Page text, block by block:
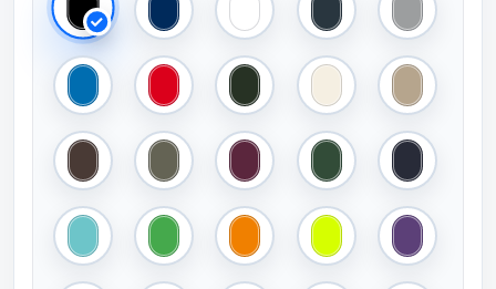
Black Navy White Dark Grey (Solid)
Sport
Royal Blue Red Dark Forest Off White Mastic
Roasted CoffeeCamo GreenBurgundy Ivy Green Navy Pure
Meta TurquoiseApple GreenMeta OrangePixel Lime Meta Lilac